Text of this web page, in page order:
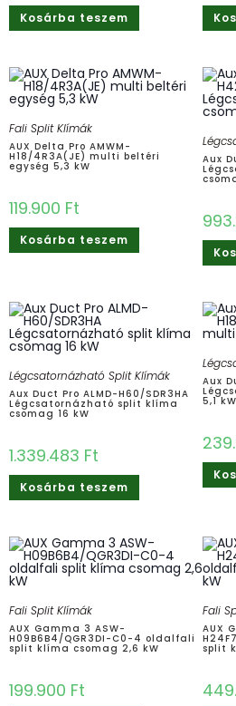
Kosárba teszem
Fali Split Klímák
AUX Delta Pro AMWM-
H18/4R3A(JE) multi beltéri
egység 5,3 kW
119.900 Ft
Kosárba teszem
Aux
Légcsatornázható Split Klímák
Aux Duct Pro ALMD-H60/SDR3HA
Légcsatornázható split klíma
csomag 16 kW
1.339.483 Ft
Kosárba teszem
Aux
5,1 kW
Fali Split Klímák
AUX Gamma 3 ASW-
H09B6B4/QGR3DI-C0-4 oldalfali
split klíma csomag 2,6 kW
199.900 Ft
Fali
AUX
split